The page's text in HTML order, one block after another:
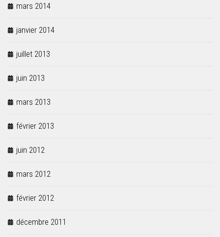
mars 2014
janvier 2014
juillet 2013
juin 2013
mars 2013
février 2013
juin 2012
mars 2012
février 2012
décembre 2011